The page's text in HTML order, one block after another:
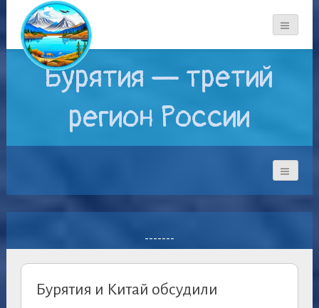
Бурятия — третий
регион России
-------
Бурятия и Китай обсудили